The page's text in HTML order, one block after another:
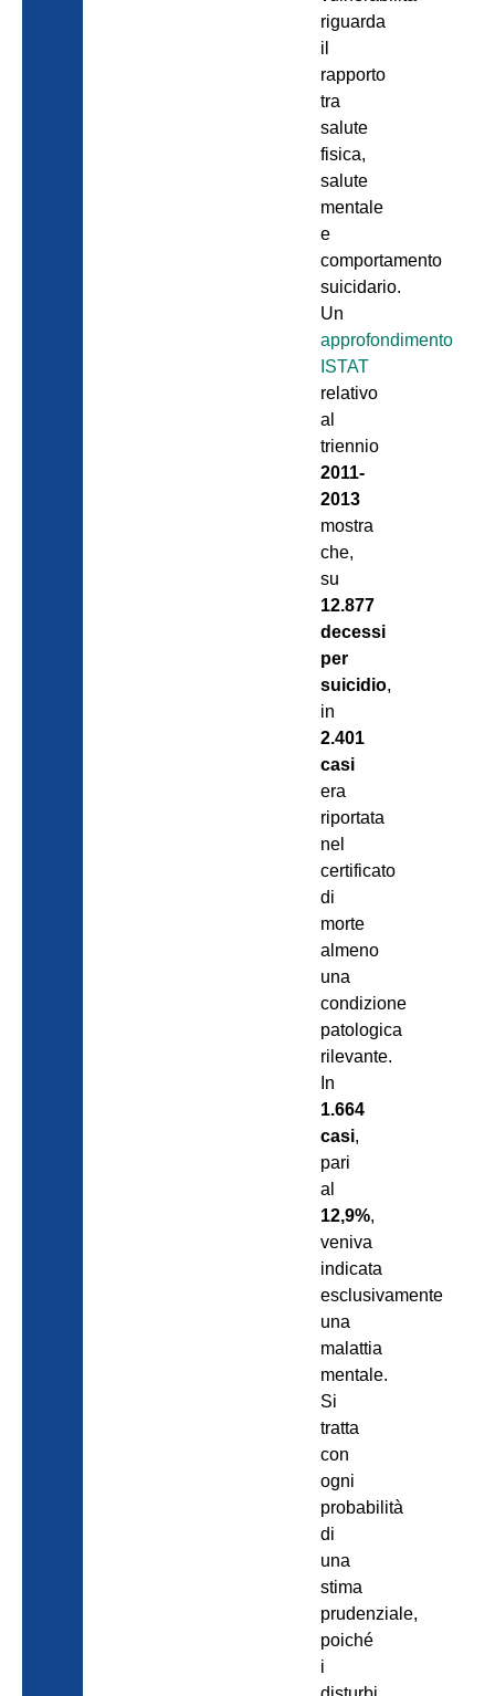
riguarda
il
rapporto
tra
salute
fisica,
salute
mentale
e
comportamento
suicidario.
Un
approfondimento
ISTAT
relativo
al
triennio
2011-
2013
mostra
che,
su
12.877
decessi
per
suicidio,
in
2.401
casi
era
riportata
nel
certificato
di
morte
almeno
una
condizione
patologica
rilevante.
In
1.664
casi,
pari
al
12,9%,
veniva
indicata
esclusivamente
una
malattia
mentale.
Si
tratta
con
ogni
probabilità
di
una
stima
prudenziale,
poiché
i